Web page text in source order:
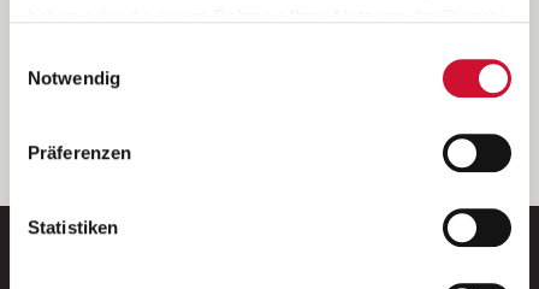
Wenn Sie auf „Cookies zulassen“ klicken, so stimmen
Sie der Speicherung sämtlicher Cookies zu. Sie können
Ihre Einwilligung selbstverständlich jederzeit widerrufen,
indem Sie die Cookie-Einstellungen aufrufen und diese
unserer
Notwendig
Präferenzen
Statistiken
Weitere Details können Sie der
entnehmen.